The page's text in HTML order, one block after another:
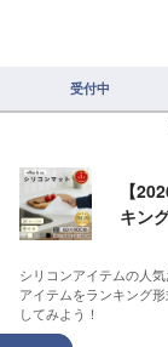
受付中
【
キン
シリコンアイテムの人
アイテムをランキング
してみよう！